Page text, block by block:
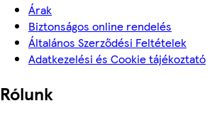
Árak
Biztonságos online rendelés
Általános Szerződési Feltételek
Adatkezelési és Cookie tájékoztató
Rólunk